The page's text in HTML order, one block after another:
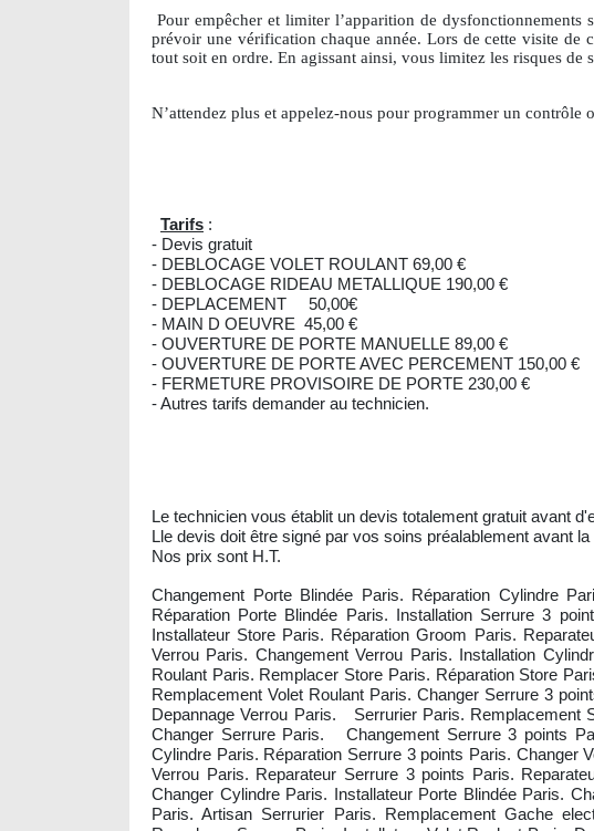
Pour empêcher et limiter l’apparition de
prévoir une vérification chaque année. Lors de cette visite de
tout soit en ordre. En agissant ainsi, vous limitez les risques
N’attendez plus et appelez-nous pour programmer un contrôle
Tarifs :
- Devis gratuit
- DEBLOCAGE VOLET ROULANT 69,00 €
- DEBLOCAGE RIDEAU METALLIQUE 190,00 €
- DEPLACEMENT 50,00€
- MAIN D OEUVRE 45,00 €
- OUVERTURE DE PORTE MANUELLE 89,00 €
- OUVERTURE DE PORTE AVEC PERCEMENT 150,00 €
- FERMETURE PROVISOIRE DE PORTE 230,00 €
- Autres tarifs demander au technicien.
Le technicien vous établit un devis totalement gratuit avant
Lle devis doit être signé par vos soins préalablement avant
Nos prix sont H.T.
Changement Porte Blindée Paris. Réparation Cylindre
Réparation Porte Blindée Paris. Installation Serrure 3
Installateur Store Paris. Réparation Groom Paris.
Verrou Paris. Changement Verrou Paris. Installation
Roulant Paris. Remplacer Store Paris. Réparation Store
Remplacement Volet Roulant Paris. Changer Serrure 3
Depannage Verrou Paris. Serrurier Paris. Remplacement
Changer Serrure Paris. Changement Serrure 3 points
Cylindre Paris. Réparation Serrure 3 points Paris. Changer
Verrou Paris. Reparateur Serrure 3 points Paris.
Changer Cylindre Paris. Installateur Porte Blindée Paris.
Paris. Artisan Serrurier Paris. Remplacement Gache